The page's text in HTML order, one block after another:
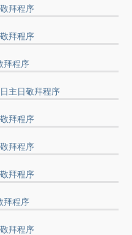
拜程序
拜程序
拜程序
主日敬拜程序
拜程序
拜程序
拜程序
拜程序
拜程序